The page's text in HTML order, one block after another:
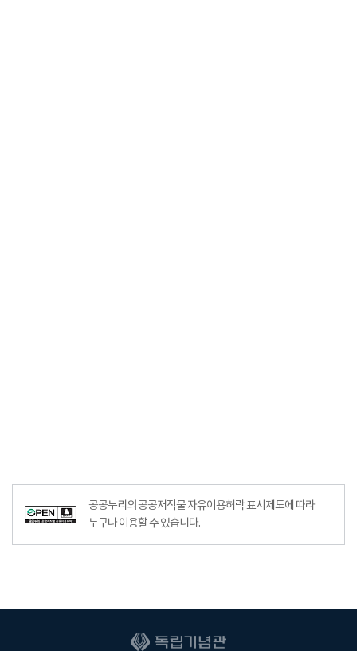
공공누리의 공공저작물 자유이용허락 표시제도에 따라
누구나 이용할 수 있습니다.